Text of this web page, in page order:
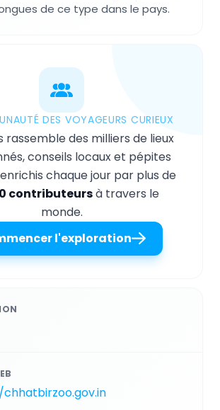
de ce type dans le pays.
DES VOYAGEURS CURIEUX
rassemble des milliers de lieux
conseils locaux et pépites
chaque jour par plus de
contributeursà travers le
monde.
l'exploration